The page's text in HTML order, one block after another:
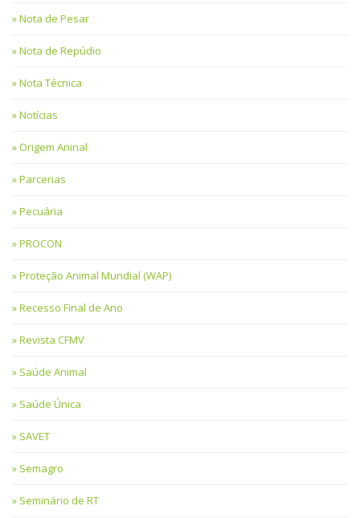
Nota de Pesar
Nota de Repúdio
Nota Técnica
Notícias
Origem Aninal
Parcerias
Pecuária
PROCON
Proteção Animal Mundial (WAP)
Recesso Final de Ano
Revista CFMV
Saúde Animal
Saúde Única
SAVET
Semagro
Seminário de RT